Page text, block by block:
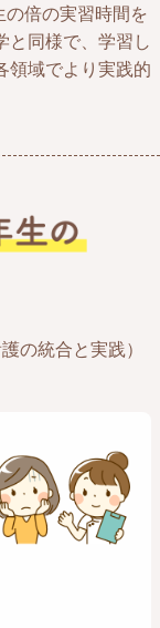
倍の実習時間を
と同様で、学習し
領域でより実践的
の統合と実践）